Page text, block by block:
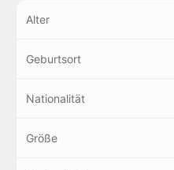
Alter
Geburtsort
Nationalität
Größe